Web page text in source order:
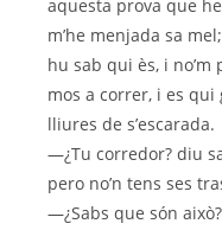
aquesta prova que
m’he menjada sa
hu sab qui ès, i
mos a correr, i es qui
lliures de s’escarada.
—¿Tu corredor? diu
pero no’n tens ses
—¿Sabs que són